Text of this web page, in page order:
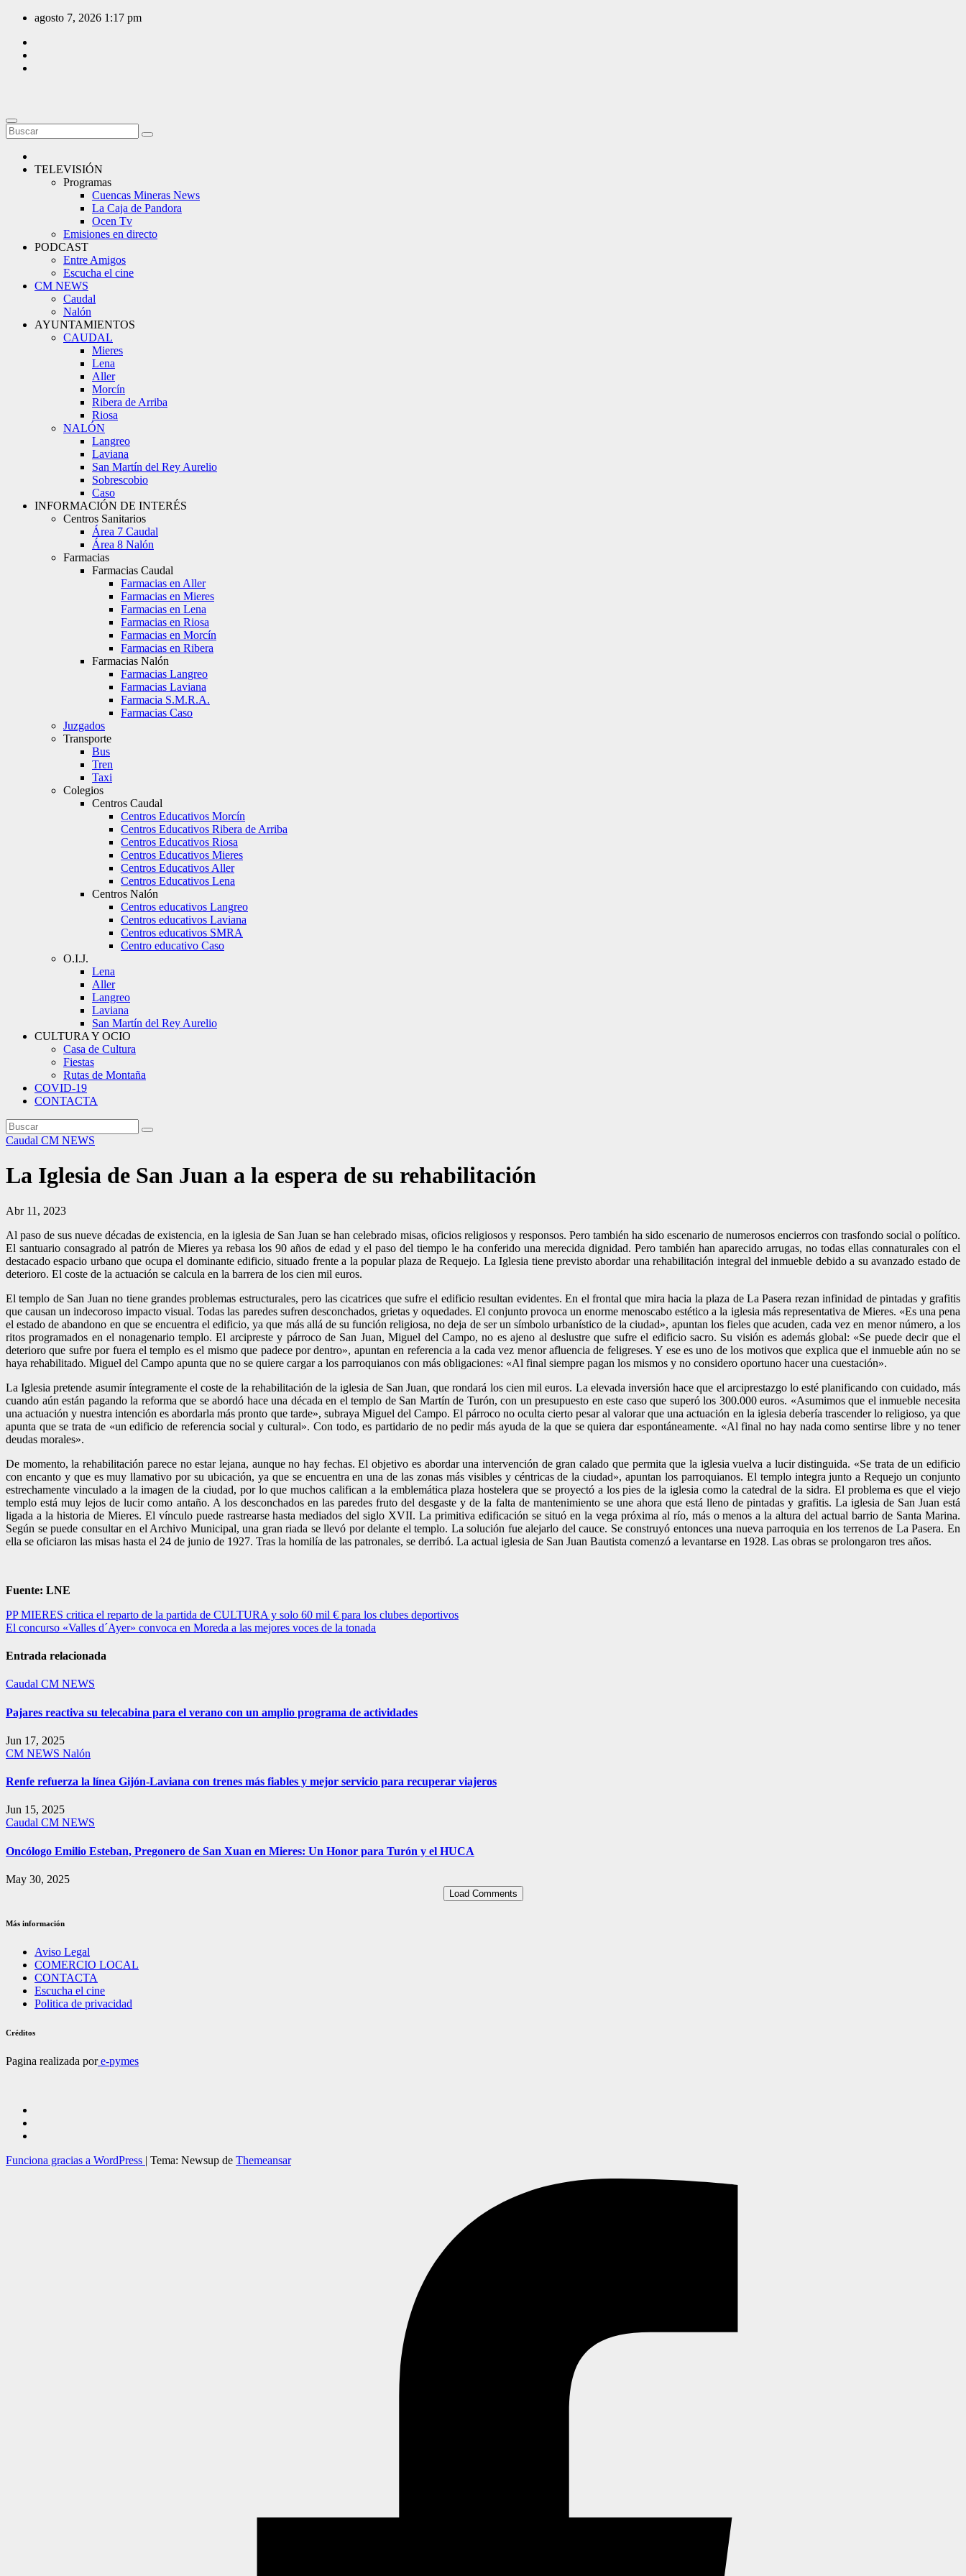
Saltar
contenido
agosto 7, 2026 1:17 pm
TELEVISIÓN
Programas
Cuencas Mineras News
La Caja de Pandora
Ocen Tv
Emisiones en directo
PODCAST
Entre Amigos
Escucha el cine
CM NEWS
Caudal
Nalón
AYUNTAMIENTOS
CAUDAL
Mieres
Lena
Aller
Morcín
Ribera de Arriba
Riosa
NALÓN
Langreo
Laviana
San Martín del Rey Aurelio
Sobrescobio
Caso
INFORMACIÓN DE INTERÉS
Centros Sanitarios
Área 7 Caudal
Área 8 Nalón
Farmacias
Farmacias Caudal
Farmacias en Aller
Farmacias en Mieres
Farmacias en Lena
Farmacias en Riosa
Farmacias en Morcín
Farmacias en Ribera
Farmacias Nalón
Farmacias Langreo
Farmacias Laviana
Farmacia S.M.R.A.
Farmacias Caso
Juzgados
Transporte
Bus
Tren
Taxi
Colegios
Centros Caudal
Centros Educativos Morcín
Centros Educativos Ribera de Arriba
Centros Educativos Riosa
Centros Educativos Mieres
Centros Educativos Aller
Centros Educativos Lena
Centros Nalón
Centros educativos Langreo
Centros educativos Laviana
Centros educativos SMRA
Centro educativo Caso
O.I.J.
Lena
Aller
Langreo
Laviana
San Martín del Rey Aurelio
CULTURA Y OCIO
Casa de Cultura
Fiestas
Rutas de Montaña
COVID-19
CONTACTA
Caudal CM NEWS
La Iglesia de San Juan a la espera de su rehabilitación
Abr 11, 2023
Al paso de sus nueve décadas de existencia, en la iglesia de San Juan se han celebrado misas, oficios religiosos y responsos. Pero también ha sido escenario de numerosos encierros con trasfondo social o político.
El santuario consagrado al patrón de Mieres ya rebasa los 90 años de edad y el paso del tiempo le ha conferido una merecida dignidad. Pero también han aparecido arrugas, no todas ellas connaturales con el
destacado espacio urbano que ocupa el dominante edificio, situado frente a la popular plaza de Requejo. La Iglesia tiene previsto abordar una rehabilitación integral del inmueble debido a su avanzado estado de
deterioro. El coste de la actuación se calcula en la barrera de los cien mil euros.
El templo de San Juan no tiene grandes problemas estructurales, pero las cicatrices que sufre el edificio resultan evidentes. En el frontal que mira hacia la plaza de La Pasera rezan infinidad de pintadas y grafitis
que causan un indecoroso impacto visual. Todas las paredes sufren desconchados, grietas y oquedades. El conjunto provoca un enorme menoscabo estético a la iglesia más representativa de Mieres. «Es una pena
el estado de abandono en que se encuentra el edificio, ya que más allá de su función religiosa, no deja de ser un símbolo urbanístico de la ciudad», apuntan los fieles que acuden, cada vez en menor número, a los
ritos programados en el nonagenario templo. El arcipreste y párroco de San Juan, Miguel del Campo, no es ajeno al deslustre que sufre el edificio sacro. Su visión es además global: «Se puede decir que el
deterioro que sufre por fuera el templo es el mismo que padece por dentro», apuntan en referencia a la cada vez menor afluencia de feligreses. Y ese es uno de los motivos que explica que el inmueble aún no se
haya rehabilitado. Miguel del Campo apunta que no se quiere cargar a los parroquianos con más obligaciones: «Al final siempre pagan los mismos y no considero oportuno hacer una cuestación».
La Iglesia pretende asumir íntegramente el coste de la rehabilitación de la iglesia de San Juan, que rondará los cien mil euros. La elevada inversión hace que el arciprestazgo lo esté planificando con cuidado, más
cuando aún están pagando la reforma que se abordó hace una década en el templo de San Martín de Turón, con un presupuesto en este caso que superó los 300.000 euros. «Asumimos que el inmueble necesita
una actuación y nuestra intención es abordarla más pronto que tarde», subraya Miguel del Campo. El párroco no oculta cierto pesar al valorar que una actuación en la iglesia debería trascender lo religioso, ya que
apunta que se trata de «un edificio de referencia social y cultural». Con todo, es partidario de no pedir más ayuda de la que se quiera dar espontáneamente. «Al final no hay nada como sentirse libre y no tener
deudas morales».
De momento, la rehabilitación parece no estar lejana, aunque no hay fechas. El objetivo es abordar una intervención de gran calado que permita que la iglesia vuelva a lucir distinguida. «Se trata de un edificio
con encanto y que es muy llamativo por su ubicación, ya que se encuentra en una de las zonas más visibles y céntricas de la ciudad», apuntan los parroquianos. El templo integra junto a Requejo un conjunto
estrechamente vinculado a la imagen de la ciudad, por lo que muchos califican a la emblemática plaza hostelera que se proyectó a los pies de la iglesia como la catedral de la sidra. El problema es que el viejo
templo está muy lejos de lucir como antaño. A los desconchados en las paredes fruto del desgaste y de la falta de mantenimiento se une ahora que está lleno de pintadas y grafitis. La iglesia de San Juan está
ligada a la historia de Mieres. El vínculo puede rastrearse hasta mediados del siglo XVII. La primitiva edificación se situó en la vega próxima al río, más o menos a la altura del actual barrio de Santa Marina.
Según se puede consultar en el Archivo Municipal, una gran riada se llevó por delante el templo. La solución fue alejarlo del cauce. Se construyó entonces una nueva parroquia en los terrenos de La Pasera. En
ella se oficiaron las misas hasta el 24 de junio de 1927. Tras la homilía de las patronales, se derribó. La actual iglesia de San Juan Bautista comenzó a levantarse en 1928. Las obras se prolongaron tres años.
Fuente: LNE
Navegación
de
entradas
PP MIERES critica el reparto de la partida de CULTURA y solo 60 mil € para los clubes deportivos
El concurso «Valles d´Ayer» convoca en Moreda a las mejores voces de la tonada
Entrada relacionada
Caudal CM NEWS
Pajares reactiva su telecabina para el verano con un amplio programa de actividades
Jun 17, 2025
CM NEWS Nalón
Renfe refuerza la línea Gijón-Laviana con trenes más fiables y mejor servicio para recuperar viajeros
Jun 15, 2025
Caudal CM NEWS
Oncólogo Emilio Esteban, Pregonero de San Xuan en Mieres: Un Honor para Turón y el HUCA
May 30, 2025
Load Comments
Más información
Aviso Legal
COMERCIO LOCAL
CONTACTA
Escucha el cine
Politica de privacidad
Créditos
Pagina realizada pore-pymes
Funciona gracias a WordPress | Tema: Newsup de Themeansar